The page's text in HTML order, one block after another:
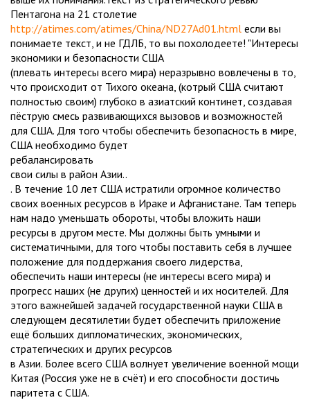
Пентагона на 21 столетие
http://atimes.com/atimes/China/ND27Ad01.html если вы
понимаете текст, и не ГДЛБ, то вы похолодеете! "Интересы
экономики и безопасности США
(плевать интересы всего мира) неразрывно вовлечены в то,
что происходит от Тихого океана, (котрый США считают
полностью своим) глубоко в азиатский континет, создавая
пёструю смесь развивающихся вызовов и возможностей
для США. Для того чтобы обеспечить безопасность в мире,
США необходимо будет
ребалансировать
свои силы в район Азии..
. В течение 10 лет США истратили огромное количество
своих военных ресурсов в Ираке и Афганистане. Там теперь
нам надо уменьшать обороты, чтобы вложить наши
ресурсы в другом месте. Мы должны быть умными и
систематичными, для того чтобы поставить себя в лучшее
положение для поддержания своего лидерства,
обеспечить наши интересы (не интересы всего мира) и
прогресс наших (не других) ценностей и их носителей. Для
этого важнейшей задачей государственной науки США в
следующем десятилетии будет обеспечить приложение
ещё больших дипломатических, экономических,
стратегических и других ресурсов
в Азии. Более всего США волнует увеличение военной мощи
Китая (Россия уже не в счёт) и его способности достичь
паритета с США.